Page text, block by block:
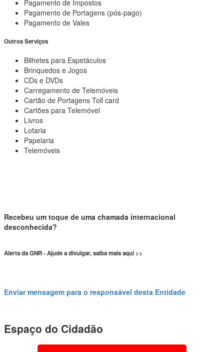
Pagamento de Impostos
Pagamento de Portagens (pós-pago)
Pagamento de Vales
Outros Serviços
Bilhetes para Espetáculos
Brinquedos e Jogos
CDs e DVDs
Carregamento de Telemóveis
Cartão de Portagens Toll card
Cartões para Telemóvel
Livros
Lotaria
Papelaria
Telemóveis
Recebeu um toque de uma chamada internacional
desconhecida?
Alerta da GNR - Ajude a divulgar, saiba mais aqui >>
Enviar mensagem para o responsável desta Entidade
Espaço do Cidadão